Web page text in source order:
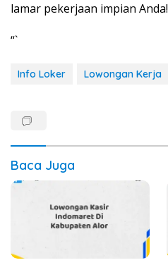
lamar pekerjaan impian Anda!
“`
Info Loker Lowongan Kerja
Baca Juga